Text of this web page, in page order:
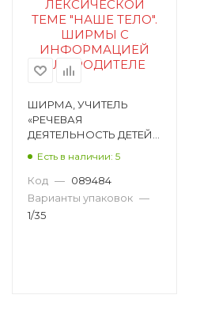
ШИРМА, УЧИТЕЛЬ
«РЕЧЕВАЯ
ДЕЯТЕЛЬНОСТЬ ДЕТЕЙ
"НАШЕ ТЕЛО". ШИРМЫ
С ИНФОРМАЦ НШ-52
Есть в наличии: 5
Код — 089484
Варианты упаковок —
1/35